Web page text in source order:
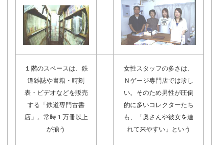
１階のスペースは、鉄
道雑誌や書籍・時刻
表・ビデオなどを販売
する「鉄道専門古書
店」。常時１万冊以上
が揃う
女性スタッフの多さは、
Ｎゲージ専門店では珍し
い。そのため男性が圧倒
的に多いコレクターたち
も、「奥さんや彼女を連
れて来やすい」という